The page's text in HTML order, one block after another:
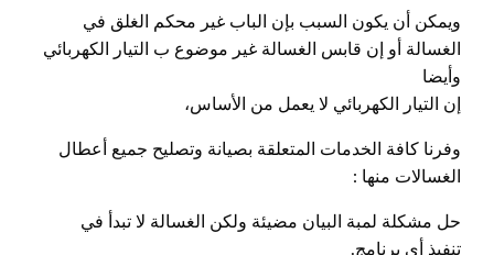
ويمكن أن يكون السبب بإن الباب غير محكم الغلق في
الغسالة أو إن قابس الغسالة غير موضوع ب التيار الكهربائي
وأيضا
إن التيار الكهربائي لا يعمل من الأساس،
وفرنا كافة الخدمات المتعلقة بصيانة وتصليح جميع أعطال
الغسالات منها :
حل مشكلة لمبة البيان مضيئة ولكن الغسالة لا تبدأ في
تنفيذ أي برنامج.